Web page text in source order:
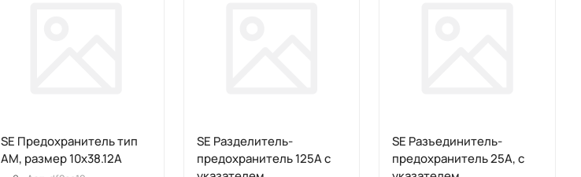
SE Предохранитель тип
АМ, размер 10х38.12А
SE Разделитель-
предохранитель 125A с
SE Разъединитель-
предохранитель 25A, с